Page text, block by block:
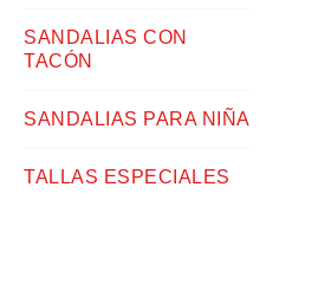
SANDALIAS CON
TACÓN
SANDALIAS PARA NIÑA
TALLAS ESPECIALES